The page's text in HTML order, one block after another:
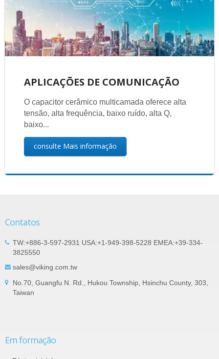
APLICAÇÕES DE COMUNICAÇÃO
O capacitor cerâmico multicamada oferece alta
tensão, alta frequência, baixo ruído, alta Q,
baixo...
consulte Mais informação
Contatos
TW:+886-3-597-2931 USA:+1-949-398-5228 EMEA:+39-334-
3825550
sales@viking.com.tw
No.70, Guangfu N. Rd., Hukou Township, Hsinchu County, 303,
Taiwan
Em formação